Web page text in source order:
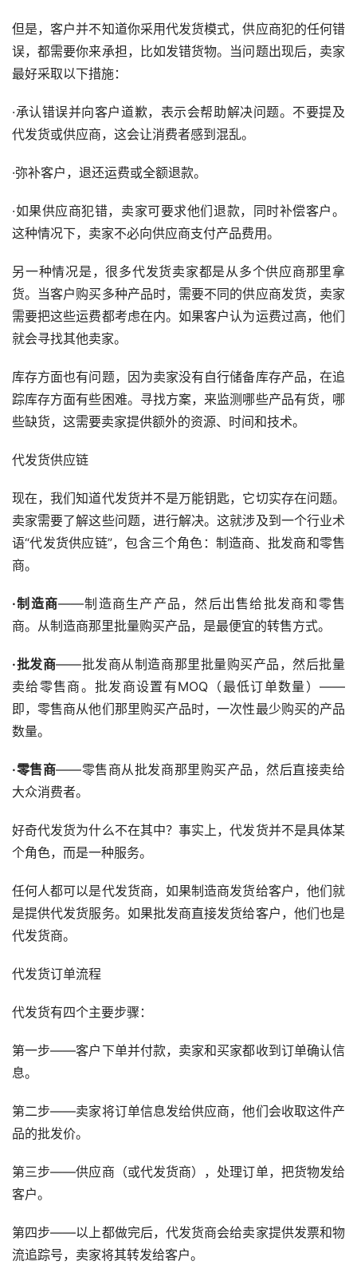
但是，客户并不知道你采用代发货模式，供应商犯的任何错
误，都需要你来承担，比如发错货物。当问题出现后，卖家
最好采取以下措施：
·承认错误并向客户道歉，表示会帮助解决问题。不要提及
代发货或供应商，这会让消费者感到混乱。
·弥补客户，退还运费或全额退款。
·如果供应商犯错，卖家可要求他们退款，同时补偿客户。
这种情况下，卖家不必向供应商支付产品费用。
另一种情况是，很多代发货卖家都是从多个供应商那里拿
货。当客户购买多种产品时，需要不同的供应商发货，卖家
需要把这些运费都考虑在内。如果客户认为运费过高，他们
就会寻找其他卖家。
库存方面也有问题，因为卖家没有自行储备库存产品，在追
踪库存方面有些困难。寻找方案，来监测哪些产品有货，哪
些缺货，这需要卖家提供额外的资源、时间和技术。
代发货供应链
现在，我们知道代发货并不是万能钥匙，它切实存在问题。
卖家需要了解这些问题，进行解决。这就涉及到一个行业术
语“代发货供应链”，包含三个角色：制造商、批发商和零售
商。
·制造商——制造商生产产品，然后出售给批发商和零售
商。从制造商那里批量购买产品，是最便宜的转售方式。
·批发商——批发商从制造商那里批量购买产品，然后批量
卖给零售商。批发商设置有MOQ（最低订单数量）——
即，零售商从他们那里购买产品时，一次性最少购买的产品
数量。
·零售商——零售商从批发商那里购买产品，然后直接卖给
大众消费者。
好奇代发货为什么不在其中？事实上，代发货并不是具体某
个角色，而是一种服务。
任何人都可以是代发货商，如果制造商发货给客户，他们就
是提供代发货服务。如果批发商直接发货给客户，他们也是
代发货商。
代发货订单流程
代发货有四个主要步骤：
第一步——客户下单并付款，卖家和买家都收到订单确认信
息。
第二步——卖家将订单信息发给供应商，他们会收取这件产
品的批发价。
第三步——供应商（或代发货商），处理订单，把货物发给
客户。
第四步——以上都做完后，代发货商会给卖家提供发票和物
流追踪号，卖家将其转发给客户。